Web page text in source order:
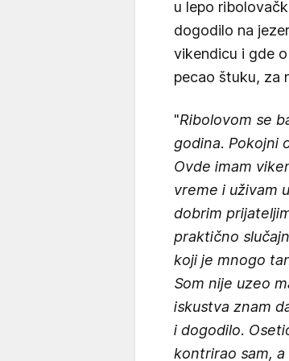
u lepo
dogodilo na
vikendicu i gde
pecao štuku, za
"Ribolovom se
godina. Pokojni
Ovde imam
vreme i uživam
dobrim
praktično
koji je mnogo
Som nije uzeo
iskustva znam
i dogodilo.
kontrirao sam,